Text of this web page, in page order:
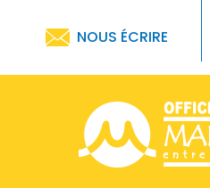
NOUS ÉCRIRE